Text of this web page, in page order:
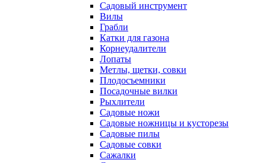
Садовый инструмент
Вилы
Грабли
Катки для газона
Корнеудалители
Лопаты
Метлы, щетки, совки
Плодосъемники
Посадочные вилки
Рыхлители
Садовые ножи
Садовые ножницы и кусторезы
Садовые пилы
Садовые совки
Сажалки